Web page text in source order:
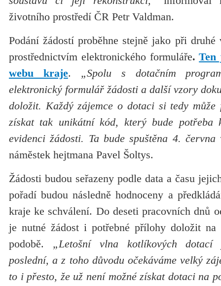
životního prostředí ČR Petr Valdman.
Podání žádostí proběhne stejně jako při
prostřednictvím elektronického formuláře.Ten
webu kraje. „Spolu s dotačním
elektronický formulář žádosti a další vzory
doložit. Každý zájemce o dotaci si tedy
získat tak unikátní kód, který bude potřeba
evidenci žádosti. Ta bude spuštěna 4. června
náměstek hejtmana Pavel Šoltys.
Žádosti budou seřazeny podle data a času
pořadí budou následně hodnoceny a
kraje ke schválení. Do deseti pracovních dnů
je nutné žádost i potřebné přílohy doložit
podobě. „Letošní vlna kotlíkových dotací
poslední, a z toho důvodu očekáváme velký
to i přesto, že už není možné získat dotaci na